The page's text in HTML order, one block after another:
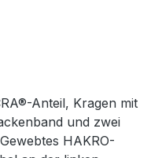
Anteil, Kragen mit
und zwei
HAKRO-